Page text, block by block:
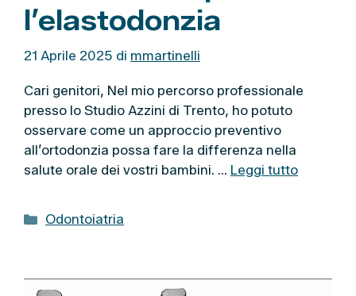
l’elastodonzia
21 Aprile 2025 di mmartinelli
Cari genitori, Nel mio percorso professionale
presso lo Studio Azzini di Trento, ho potuto
osservare come un approccio preventivo
all’ortodonzia possa fare la differenza nella
salute orale dei vostri bambini. … Leggi tutto
C
e
Odontoiatria